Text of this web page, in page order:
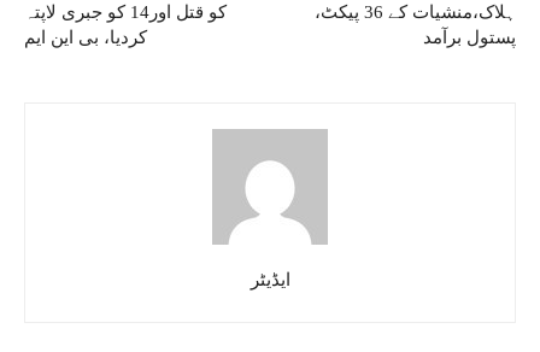
کو قتل اور14 کو جبری لاپتہ
کردیا، بی این ایم
ہلاک،منشیات کے 36 پیکٹ،
پستول برآمد
ایڈیٹر